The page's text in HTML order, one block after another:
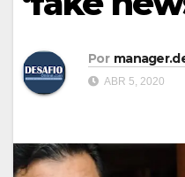
Por
ABR 5, 2020